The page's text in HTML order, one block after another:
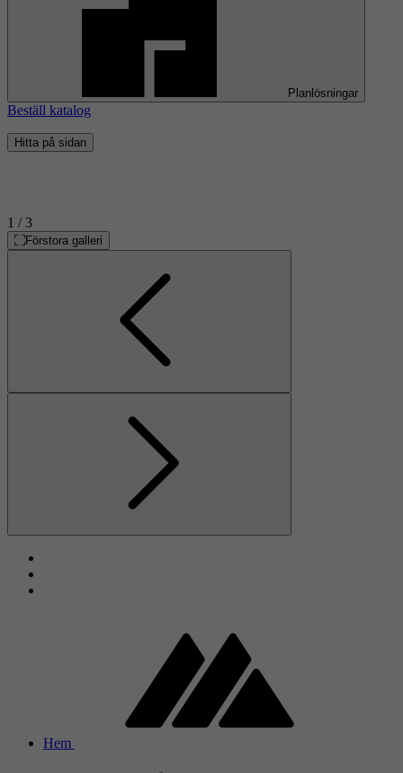
Planlösningar
Beställ katalog
Hitta på sidan
1 / 3
Förstora galleri
Föregående
Nästa
Hem